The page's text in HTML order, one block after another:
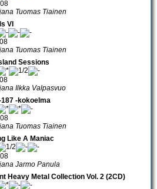
Tuomas Tiainen
VI
Tuomas Tiainen
Sessions
Ilkka Valpasvuo
-kokoelma
Tuomas Tiainen
Like A Maniac
Jarmo Panula
Heavy Metal Collection Vol. 2 (2CD)